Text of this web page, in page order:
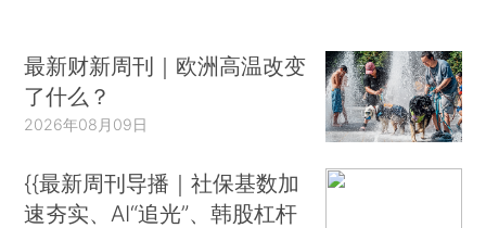
最新财新周刊｜欧洲高温改变
了什么？
2026年08月09日
{{最新周刊导播｜社保基数加
速夯实、AI“追光”、韩股杠杆